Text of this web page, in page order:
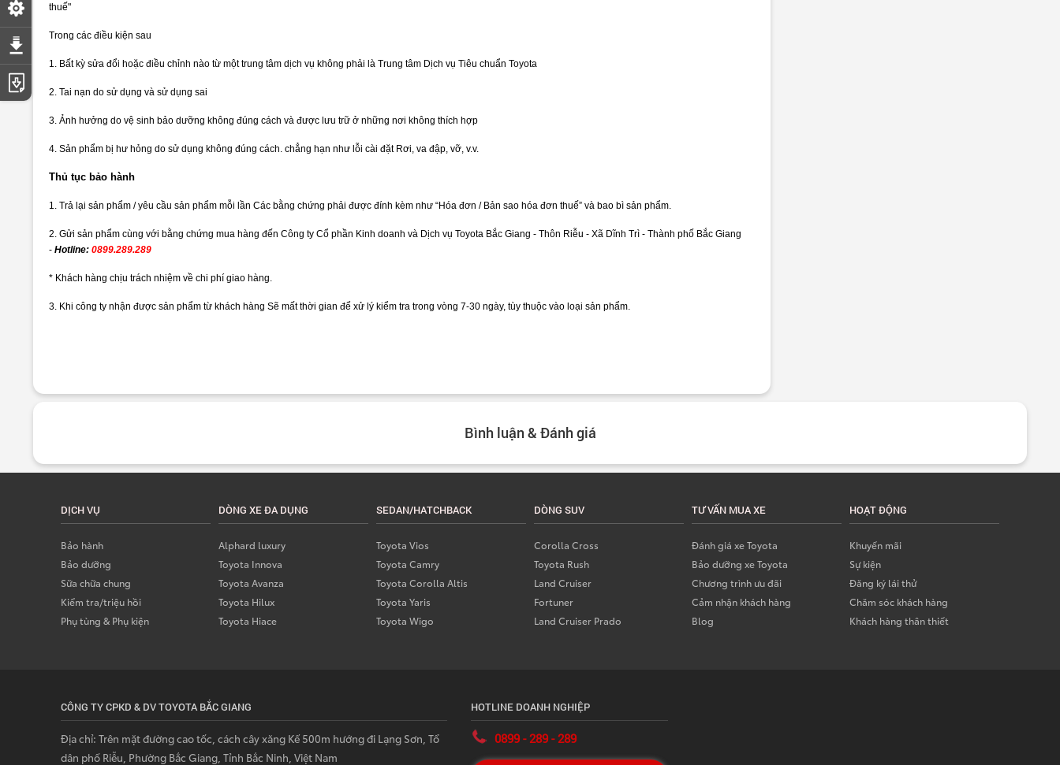
thuế"
Trong các điều kiện sau
1. Bất kỳ sửa đổi hoặc điều chỉnh nào từ một trung tâm dịch vụ không phải là Trung tâm Dịch vụ Tiêu chuẩn Toyota
2. Tai nạn do sử dụng và sử dụng sai
3. Ảnh hưởng do vệ sinh bảo dưỡng không đúng cách và được lưu trữ ở những nơi không thích hợp
4. Sản phẩm bị hư hỏng do sử dụng không đúng cách. chẳng hạn như lỗi cài đặt Rơi, va đập, vỡ, v.v.
Thủ tục bảo hành
1. Trả lại sản phẩm / yêu cầu sản phẩm mỗi lần Các bằng chứng phải được đính kèm như “Hóa đơn / Bản sao hóa đơn thuế” và bao bì sản phẩm.
2. Gửi sản phẩm cùng với bằng chứng mua hàng đến Công ty Cổ phần Kinh doanh và Dịch vụ Toyota Bắc Giang - Thôn Riễu - Xã Dĩnh Trì - Thành phố Bắc Giang
- Hotline: 0899.289.289
* Khách hàng chịu trách nhiệm về chi phí giao hàng.
3. Khi công ty nhận được sản phẩm từ khách hàng Sẽ mất thời gian để xử lý kiểm tra trong vòng 7-30 ngày, tùy thuộc vào loại sản phẩm.
Bình luận & Đánh giá
DỊCH VỤ
Bảo hành
Bảo dưỡng
Sữa chữa chung
Kiểm tra/triệu hồi
Phụ tùng & Phụ kiện
DÒNG XE ĐA DỤNG
Alphard luxury
Toyota Innova
Toyota Avanza
Toyota Hilux
Toyota Hiace
SEDAN/HATCHBACK
Toyota Vios
Toyota Camry
Toyota Corolla Altis
Toyota Yaris
Toyota Wigo
DÒNG SUV
Corolla Cross
Toyota Rush
Land Cruiser
Fortuner
Land Cruiser Prado
TƯ VẤN MUA XE
Đánh giá xe Toyota
Bảo dưỡng xe Toyota
Chương trình ưu đãi
Cảm nhận khách hàng
Blog
HOẠT ĐỘNG
Khuyến mãi
Sự kiện
Đăng ký lái thử
Chăm sóc khách hàng
Khách hàng thân thiết
CÔNG TY CPKD & DV TOYOTA BẮC GIANG
Địa chỉ: Trên mặt đường cao tốc, cách cây xăng Kế 500m hướng đi Lạng Sơn, Tổ
dân phố Riễu, Phường Bắc Giang, Tỉnh Bắc Ninh, Việt Nam
HOTLINE DOANH NGHIỆP
0899 - 289 - 289
Đặt lịch hẹn dịch vụ